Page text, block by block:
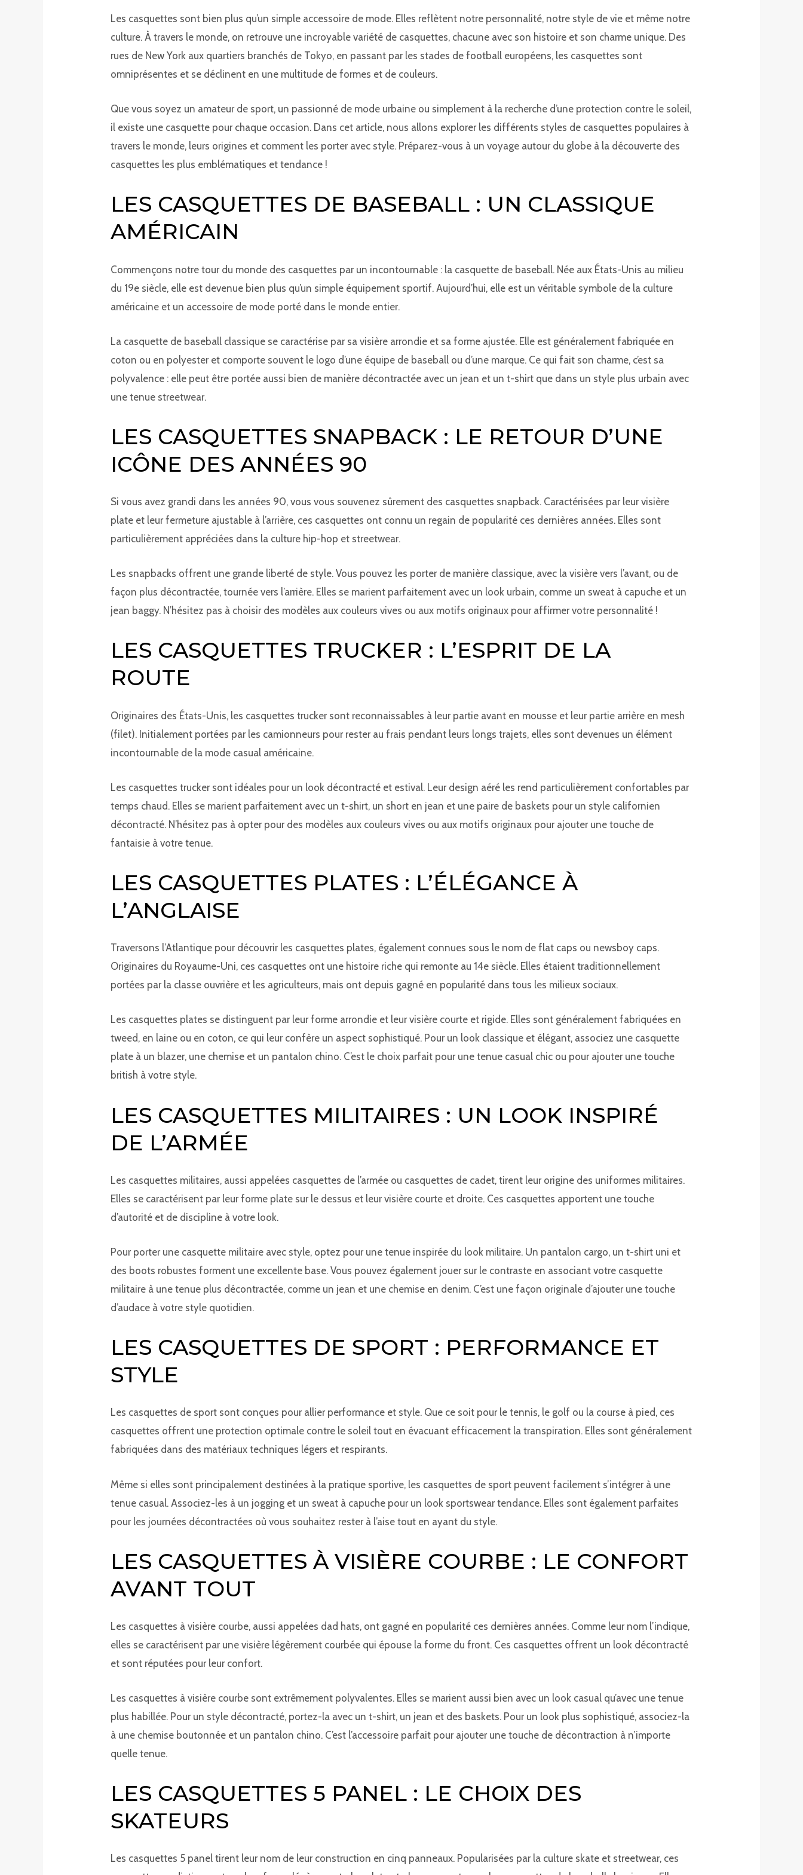
Les casquettes sont bien plus qu’un simple accessoire de mode. Elles reflètent notre personnalité, notre style de vie et même notre
culture. À travers le monde, on retrouve une incroyable variété de casquettes, chacune avec son histoire et son charme unique. Des
rues de New York aux quartiers branchés de Tokyo, en passant par les stades de football européens, les casquettes sont
omniprésentes et se déclinent en une multitude de formes et de couleurs.
Que vous soyez un amateur de sport, un passionné de mode urbaine ou simplement à la recherche d’une protection contre le soleil,
il existe une casquette pour chaque occasion. Dans cet article, nous allons explorer les différents styles de casquettes populaires à
travers le monde, leurs origines et comment les porter avec style. Préparez-vous à un voyage autour du globe à la découverte des
casquettes les plus emblématiques et tendance !
LES CASQUETTES DE BASEBALL : UN CLASSIQUE
AMÉRICAIN
Commençons notre tour du monde des casquettes par un incontournable : la casquette de baseball. Née aux États-Unis au milieu
du 19e siècle, elle est devenue bien plus qu’un simple équipement sportif. Aujourd’hui, elle est un véritable symbole de la culture
américaine et un accessoire de mode porté dans le monde entier.
La casquette de baseball classique se caractérise par sa visière arrondie et sa forme ajustée. Elle est généralement fabriquée en
coton ou en polyester et comporte souvent le logo d’une équipe de baseball ou d’une marque. Ce qui fait son charme, c’est sa
polyvalence : elle peut être portée aussi bien de manière décontractée avec un jean et un t-shirt que dans un style plus urbain avec
une tenue streetwear.
LES CASQUETTES SNAPBACK : LE RETOUR D’UNE
ICÔNE DES ANNÉES 90
Si vous avez grandi dans les années 90, vous vous souvenez sûrement des casquettes snapback. Caractérisées par leur visière
plate et leur fermeture ajustable à l’arrière, ces casquettes ont connu un regain de popularité ces dernières années. Elles sont
particulièrement appréciées dans la culture hip-hop et streetwear.
Les snapbacks offrent une grande liberté de style. Vous pouvez les porter de manière classique, avec la visière vers l’avant, ou de
façon plus décontractée, tournée vers l’arrière. Elles se marient parfaitement avec un look urbain, comme un sweat à capuche et un
jean baggy. N’hésitez pas à choisir des modèles aux couleurs vives ou aux motifs originaux pour affirmer votre personnalité !
LES CASQUETTES TRUCKER : L’ESPRIT DE LA
ROUTE
Originaires des États-Unis, les casquettes trucker sont reconnaissables à leur partie avant en mousse et leur partie arrière en mesh
(filet). Initialement portées par les camionneurs pour rester au frais pendant leurs longs trajets, elles sont devenues un élément
incontournable de la mode casual américaine.
Les casquettes trucker sont idéales pour un look décontracté et estival. Leur design aéré les rend particulièrement confortables par
temps chaud. Elles se marient parfaitement avec un t-shirt, un short en jean et une paire de baskets pour un style californien
décontracté. N’hésitez pas à opter pour des modèles aux couleurs vives ou aux motifs originaux pour ajouter une touche de
fantaisie à votre tenue.
LES CASQUETTES PLATES : L’ÉLÉGANCE À
L’ANGLAISE
Traversons l’Atlantique pour découvrir les casquettes plates, également connues sous le nom de flat caps ou newsboy caps.
Originaires du Royaume-Uni, ces casquettes ont une histoire riche qui remonte au 14e siècle. Elles étaient traditionnellement
portées par la classe ouvrière et les agriculteurs, mais ont depuis gagné en popularité dans tous les milieux sociaux.
Les casquettes plates se distinguent par leur forme arrondie et leur visière courte et rigide. Elles sont généralement fabriquées en
tweed, en laine ou en coton, ce qui leur confère un aspect sophistiqué. Pour un look classique et élégant, associez une casquette
plate à un blazer, une chemise et un pantalon chino. C’est le choix parfait pour une tenue casual chic ou pour ajouter une touche
british à votre style.
LES CASQUETTES MILITAIRES : UN LOOK INSPIRÉ
DE L’ARMÉE
Les casquettes militaires, aussi appelées casquettes de l’armée ou casquettes de cadet, tirent leur origine des uniformes militaires.
Elles se caractérisent par leur forme plate sur le dessus et leur visière courte et droite. Ces casquettes apportent une touche
d’autorité et de discipline à votre look.
Pour porter une casquette militaire avec style, optez pour une tenue inspirée du look militaire. Un pantalon cargo, un t-shirt uni et
des boots robustes forment une excellente base. Vous pouvez également jouer sur le contraste en associant votre casquette
militaire à une tenue plus décontractée, comme un jean et une chemise en denim. C’est une façon originale d’ajouter une touche
d’audace à votre style quotidien.
LES CASQUETTES DE SPORT : PERFORMANCE ET
STYLE
Les casquettes de sport sont conçues pour allier performance et style. Que ce soit pour le tennis, le golf ou la course à pied, ces
casquettes offrent une protection optimale contre le soleil tout en évacuant efficacement la transpiration. Elles sont généralement
fabriquées dans des matériaux techniques légers et respirants.
Même si elles sont principalement destinées à la pratique sportive, les casquettes de sport peuvent facilement s’intégrer à une
tenue casual. Associez-les à un jogging et un sweat à capuche pour un look sportswear tendance. Elles sont également parfaites
pour les journées décontractées où vous souhaitez rester à l’aise tout en ayant du style.
LES CASQUETTES À VISIÈRE COURBE : LE CONFORT
AVANT TOUT
Les casquettes à visière courbe, aussi appelées dad hats, ont gagné en popularité ces dernières années. Comme leur nom l’indique,
elles se caractérisent par une visière légèrement courbée qui épouse la forme du front. Ces casquettes offrent un look décontracté
et sont réputées pour leur confort.
Les casquettes à visière courbe sont extrêmement polyvalentes. Elles se marient aussi bien avec un look casual qu’avec une tenue
plus habillée. Pour un style décontracté, portez-la avec un t-shirt, un jean et des baskets. Pour un look plus sophistiqué, associez-la
à une chemise boutonnée et un pantalon chino. C’est l’accessoire parfait pour ajouter une touche de décontraction à n’importe
quelle tenue.
LES CASQUETTES 5 PANEL : LE CHOIX DES
SKATEURS
Les casquettes 5 panel tirent leur nom de leur construction en cinq panneaux. Popularisées par la culture skate et streetwear, ces